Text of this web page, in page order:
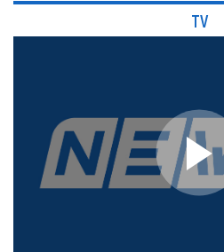
TV